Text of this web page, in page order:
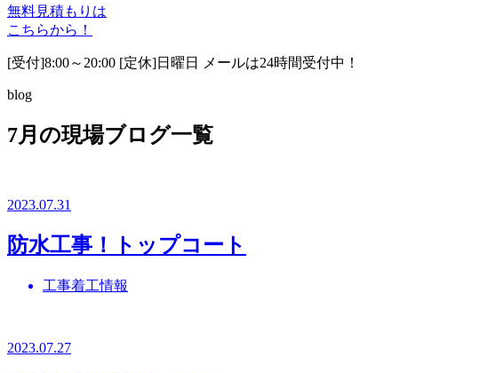
無料見積もりは
こちらから！
[受付]8:00～20:00 [定休]日曜日 メールは24時間受付中！
blog
7月の現場ブログ一覧
2023.07.31
防水工事！トップコート
工事着工情報
2023.07.27